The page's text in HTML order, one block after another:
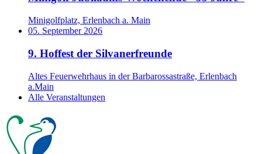
Minigolfplatz, Erlenbach a. Main
05. September 2026
9. Hoffest der Silvanerfreunde
Altes Feuerwehrhaus in der Barbarossastraße, Erlenbach
a.Main
Alle Veranstaltungen